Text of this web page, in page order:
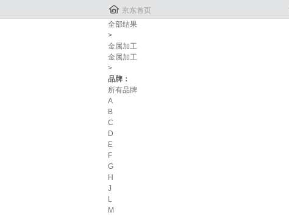
 京东首页
全部结果
>
金属加工
金属加工
>
品牌：
所有品牌
A
B
C
D
E
F
G
H
J
L
M